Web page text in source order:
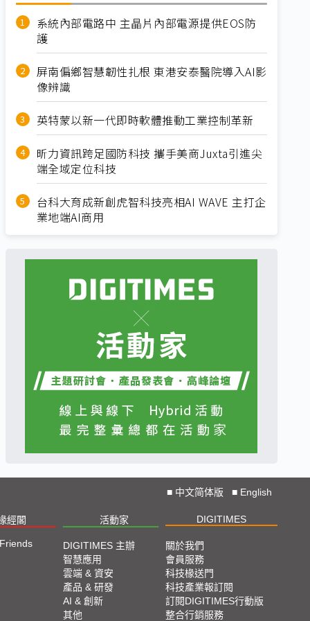
系統內部電路中 主晶片內部電源提供EOS防
護
屏南偏鄉智慧韌性扎根 東港安泰醫院導入AI影
像辨識
英特蒙以新一代即時軟體推動工業控制革新
昕力資訊跨足國防科技 攜手美商Juxta引進尖
端全域定位科技
台科大育成新創虎智科技亮相AI WAVE 主打企
業地端AI商用
■ 中文简体版 ■ English
經閣 活動家 DIGITIMES
DIGITIMES 主辦
智慧應用
雲端 & 資安
產品 & 研發
AI & 創新
其他
關於我們
會員服務
科技椽送門
科技產業報訂閱
訂閱DIGITIMES行動版
整合行銷服務